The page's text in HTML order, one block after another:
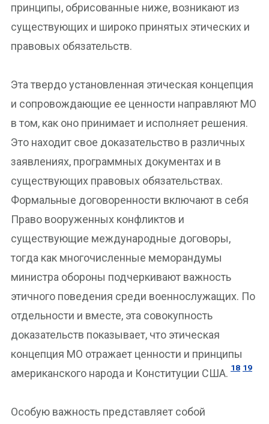
принципы, обрисованные ниже, возникают из
существующих и широко принятых этических и
правовых обязательств.
Эта твердо установленная этическая концепция
и сопровождающие ее ценности направляют МО
в том, как оно принимает и исполняет решения.
Это находит свое доказательство в различных
заявлениях, программных документах и в
существующих правовых обязательствах.
Формальные договоренности включают в себя
Право вооруженных конфликтов и
существующие международные договоры,
тогда как многочисленные меморандумы
министра обороны подчеркивают важность
этичного поведения среди военнослужащих. По
отдельности и вместе, эта совокупность
доказательств показывает, что этическая
концепция МО отражает ценности и принципы
американского народа и Конституции США. 18 19
Особую важность представляет собой